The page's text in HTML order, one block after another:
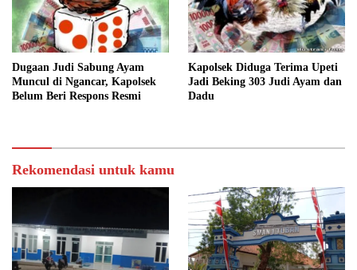
Dugaan Judi Sabung Ayam
Muncul di Ngancar, Kapolsek
Belum Beri Respons Resmi
Kapolsek Diduga Terima Upeti
Jadi Beking 303 Judi Ayam dan
Dadu
Rekomendasi untuk kamu